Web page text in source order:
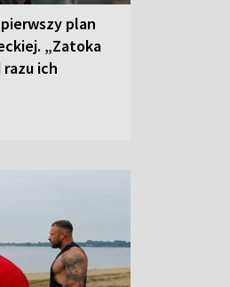
plan
„Zatoka
ich